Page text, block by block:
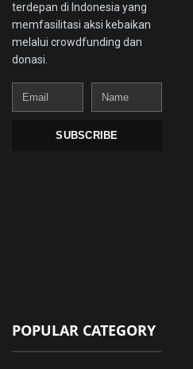
terdepan di Indonesia yang
memfasilitasi aksi kebaikan
melalui crowdfunding dan
donasi.
Email
Name
SUBSCRIBE
POPULAR CATEGORY